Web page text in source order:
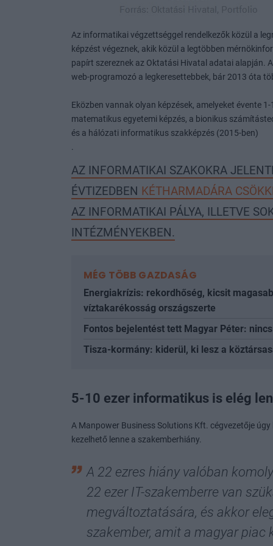
Az informatikai végzettséggel rendelkezők közül a
képzést végeznek, akik közül a legtöbben
papírt szereznek az Oktatási Hivatal adatai alapján.
web-programozó a legkeresettebbek, bár 2013 óta
Eközben vannak olyan képzések, amelyeket évente
matematikus egyetemi képzés, a bionikus
és a hálózati informatikus szakképzés (2015-ben)
.
AZ INFORMATIKAI SZAKOKRA
ÉVTIZEDBEN KÉTHARMADÁRA
AZ INFORMATIKAI PÁLYA, ILLETVE
INTÉZMÉNYEKBEN.
MÉG TÖBB GAZDASÁG
Energiakrízis: rekordhőség, kicsit
víztakarékosság országszerte
Fontos bejelentést tett Magyar Péter:
Tisza-kormány: kiderül, ki lesz a
5-10 ezer informatikus is elég
A Manpower Business Solutions Kft. cégvezetője
kezelhető lenne a szakemberhiány.
A 22 ezres hiány valóban
22 ezer IT-szakemberre van
megváltoztatására, és akkor
szakember, amit a magyar piac